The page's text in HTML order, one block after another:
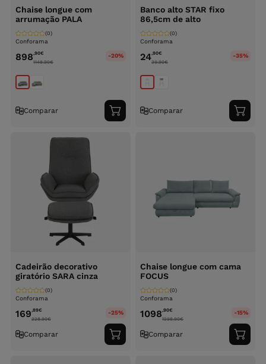
Chaise longue com
arrumação PALA
Conforama
(0)
898,90€
1148.90€
-20%
Comparar
Adicionar
ao
Banco alto STAR fixo
86,5cm de alto
Conforama
(0)
24,90€
39.90€
-35%
Comparar
ao
Cadeirão decorativo
giratório SARA cinza
Conforama
(0)
169,89€
228.90€
-25%
Comparar
Adicionar
ao
Chaise longue com cama
FOCUS
Conforama
(0)
1098,90€
1298.90€
-15%
Comparar
ao